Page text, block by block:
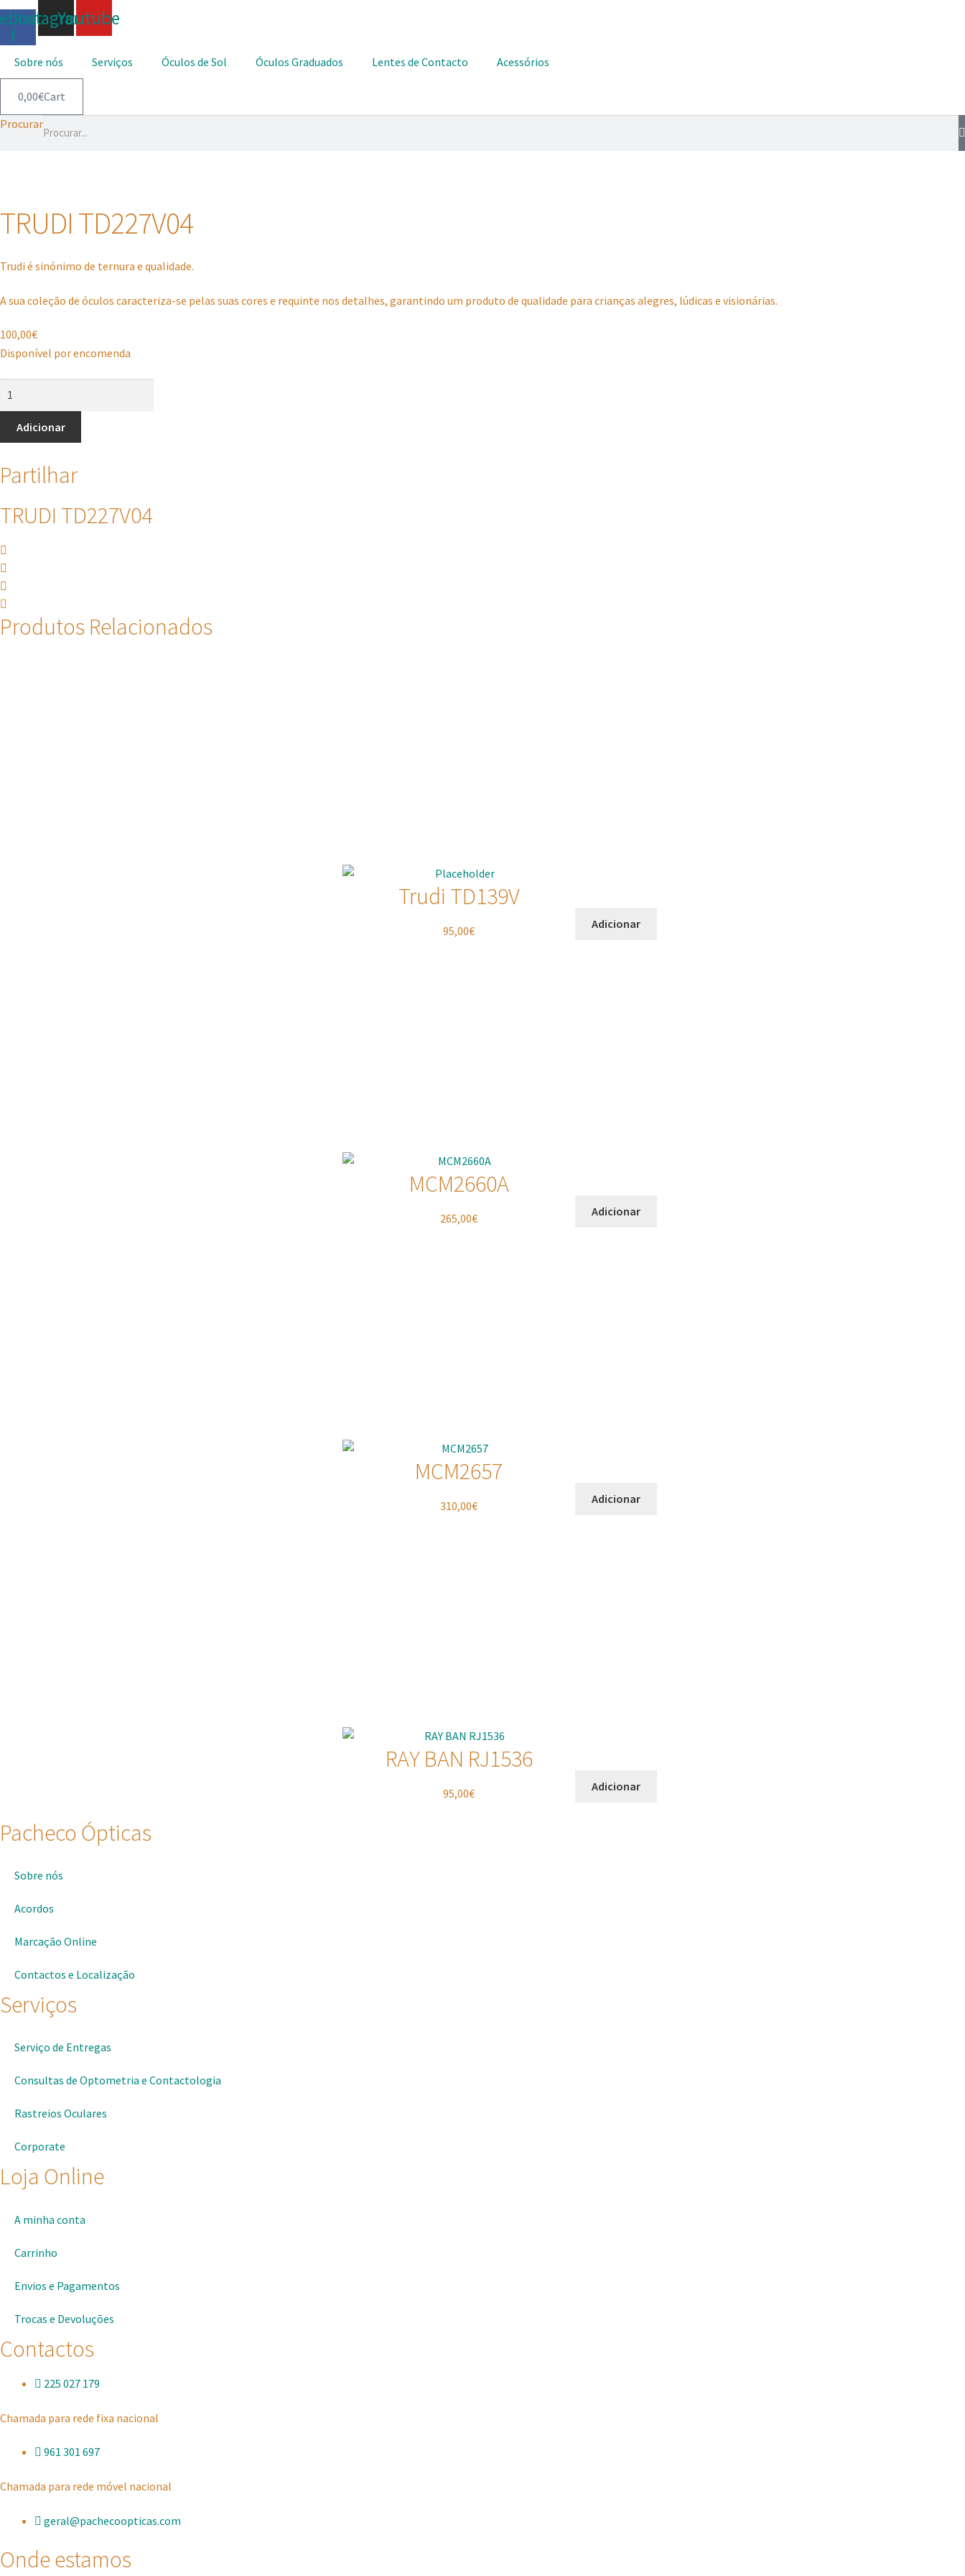
f
InstagramYoutube
Sobre nós Serviços Óculos de Sol Óculos Graduados Lentes de Contacto Acessórios
0,00€Cart
Procurar
TRUDI TD227V04
Trudi é sinónimo de ternura e qualidade.
A sua coleção de óculos caracteriza-se pelas suas cores e requinte nos detalhes, garantindo um produto de qualidade para crianças alegres, lúdicas e visionárias.
100,00€
Disponível por encomenda
TRUDI
TD227V04
Adicionar
Partilhar
TRUDI TD227V04
Produtos Relacionados
Trudi TD139V
95,00€ Adicionar
MCM2660A
265,00€ Adicionar
MCM2657
310,00€ Adicionar
RAY BAN RJ1536
95,00€ Adicionar
Pacheco Ópticas
Sobre nós
Acordos
Marcação Online
Contactos e Localização
Serviços
Serviço de Entregas
Consultas de Optometria e Contactologia​
Rastreios Oculares
Corporate
Loja Online
A minha conta
Carrinho
Envios e Pagamentos
Trocas e Devoluções
Contactos
225 027 179
Chamada para rede fixa nacional
961 301 697
Chamada para rede móvel nacional
geral@pachecoopticas.com
Onde estamos